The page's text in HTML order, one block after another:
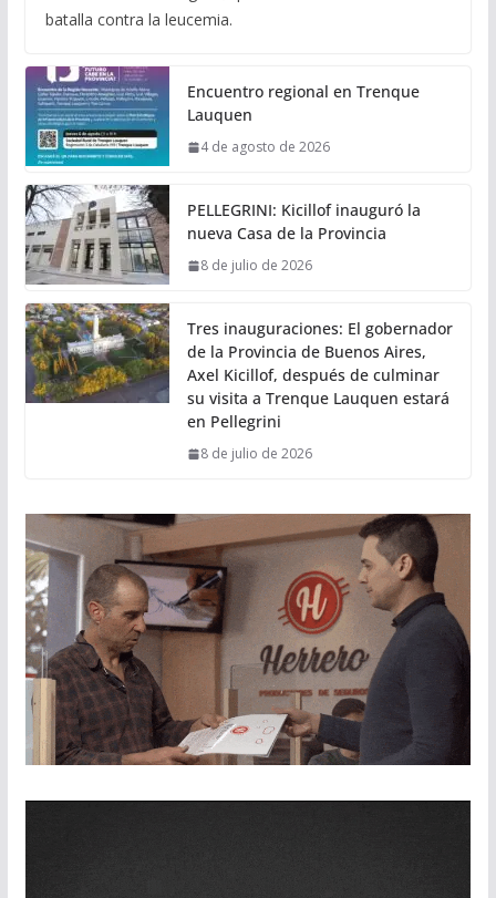
batalla contra la leucemia.
Encuentro regional en Trenque
Lauquen
4 de agosto de 2026
PELLEGRINI: Kicillof inauguró la
nueva Casa de la Provincia
8 de julio de 2026
Tres inauguraciones: El gobernador
de la Provincia de Buenos Aires,
Axel Kicillof, después de culminar
su visita a Trenque Lauquen estará
en Pellegrini
8 de julio de 2026